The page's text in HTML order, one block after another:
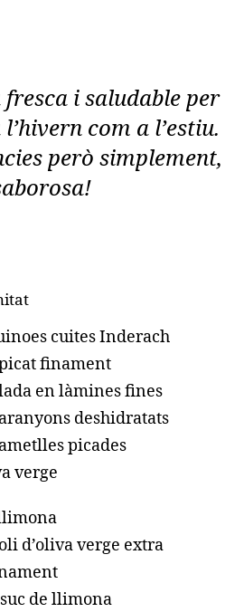
i saludable per
com a l’estiu.
però simplement,
cuites Inderach
picat finament
en làmines fines
deshidratats
picades
verge
d’oliva verge extra
de llimona